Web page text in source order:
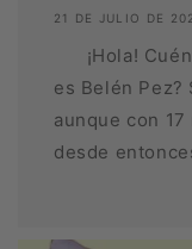
21 DE JULIO DE
¡Hola!
es Belén Pez?
aunque con
desde